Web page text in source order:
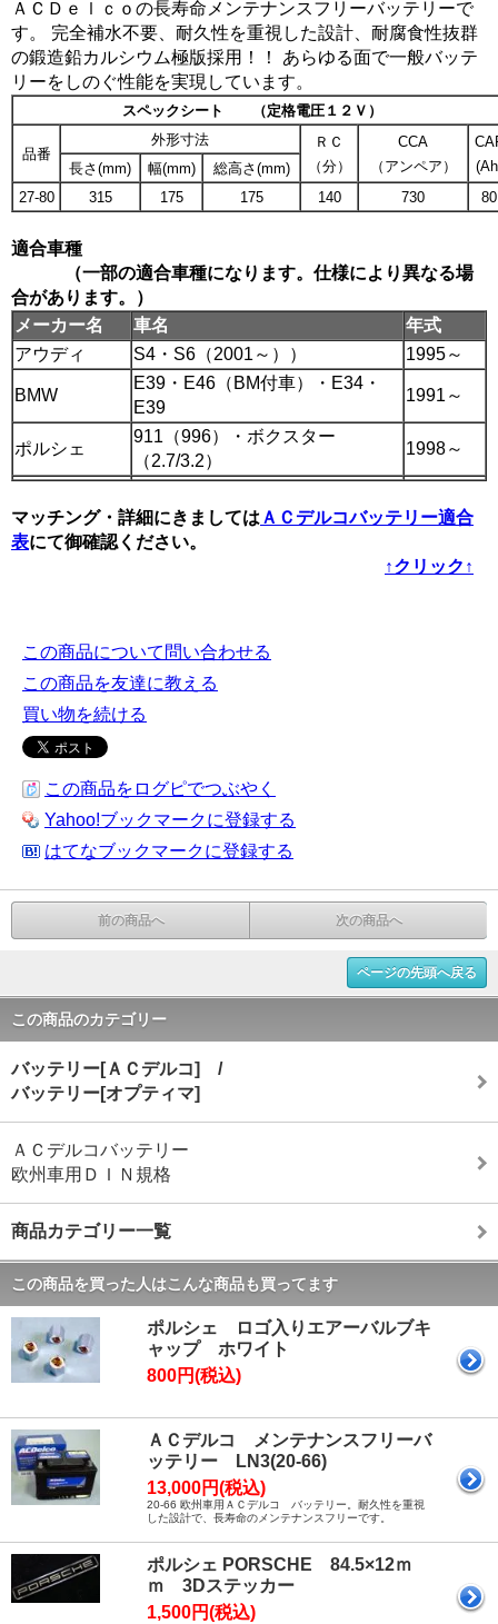
ＡＣＤｅｌｃｏの長寿命メンテナンスフリーバッテリーで
す。 完全補水不要、耐久性を重視した設計、耐腐食性抜群
の鍛造鉛カルシウム極版採用！！ あらゆる面で一般バッテ
リーをしのぐ性能を実現しています。
スペックシート （定格電圧１２Ｖ）
品番
外形寸法
ＲＣ
（分）
CCA
（アンペア）
長さ(mm) 幅(mm)
総高さ(mm)
27-80
315 175 175 140 730 80
適合車種
（一部の適合車種になります。仕様により異なる場
合があります。）
メーカー名
車名
年式
アウディ
S4・S6（2001～）） 1995～
BMW
E39・E46（BM付車）・E34・
E39
1991～
ポルシェ
911（996）・ボクスター
（2.7/3.2）
1998～
マッチング・詳細にきましては ＡＣデルコバッテリー適合
表にて御確認ください。
↑クリック↑
この商品について問い合わせる
この商品を友達に教える
買い物を続ける
この商品をログピでつぶやく
Yahoo!ブックマークに登録する
はてなブックマークに登録する
前の商品へ 次の商品へ
ページの先頭へ戻る
この商品のカテゴリー
バッテリー[ＡＣデルコ] /
バッテリー[オプティマ]
ＡＣデルコバッテリー
欧州車用ＤＩＮ規格
商品カテゴリー一覧
この商品を買った人はこんな商品も買ってます
ポルシェ ロゴ入りエアーバルブキ
ャップ ホワイト
800円(税込)
ＡＣデルコ メンテナンスフリーバ
ッテリー LN3(20-66)
13,000円(税込)
20-66 欧州車用ＡＣデルコ バッテリー。耐久性を重視
した設計で、長寿命のメンテナンスフリーです。
ポルシェ PORSCHE 84.5×12ｍ
ｍ 3Dステッカー
1,500円(税込)